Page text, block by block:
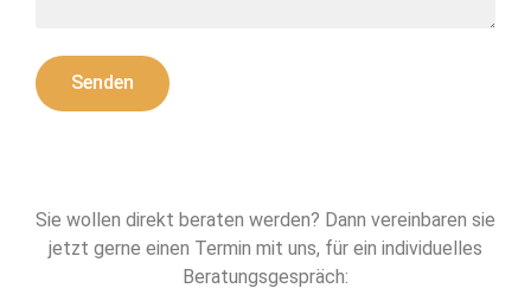
Senden
Sie wollen direkt beraten werden? Dann vereinbaren sie
jetzt gerne einen Termin mit uns, für ein individuelles
Beratungsgespräch: